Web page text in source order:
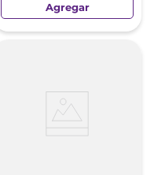
Agregar